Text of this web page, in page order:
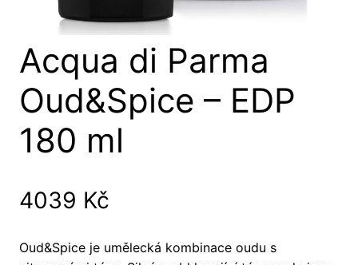
Acqua di Parma
Oud&Spice – EDP
180 ml
4039 Kč
Oud&Spice je umělecká kombinace oudu s